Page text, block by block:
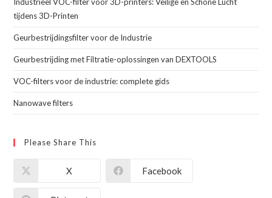
tijdens 3D-Printen
Geurbestrijdingsfilter voor de Industrie
Geurbestrijding met Filtratie-oplossingen van DEXTOOLS
VOC-filters voor de industrie: complete gids
Nanowave filters
Please Share This
X Facebook